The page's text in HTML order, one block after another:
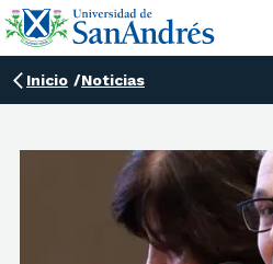
Inicio /Noticias